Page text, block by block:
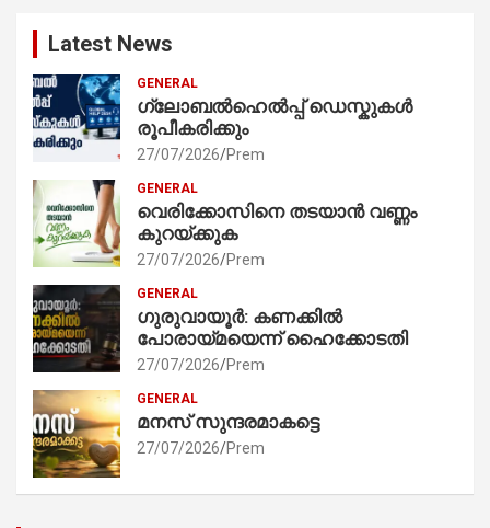
Latest News
GENERAL
ഗ്ലോബൽഹെൽപ്പ് ഡെസ്കുകൾ
രൂപീകരിക്കും
27/07/2026 Prem
GENERAL
വെരിക്കോസിനെ തടയാൻ വണ്ണം
കുറയ്ക്കുക
27/07/2026 Prem
GENERAL
ഗുരുവായൂർ: കണക്കിൽ
പോരായ്മയെന്ന് ഹൈക്കോടതി
27/07/2026 Prem
GENERAL
മനസ് സുന്ദരമാകട്ടെ
27/07/2026 Prem